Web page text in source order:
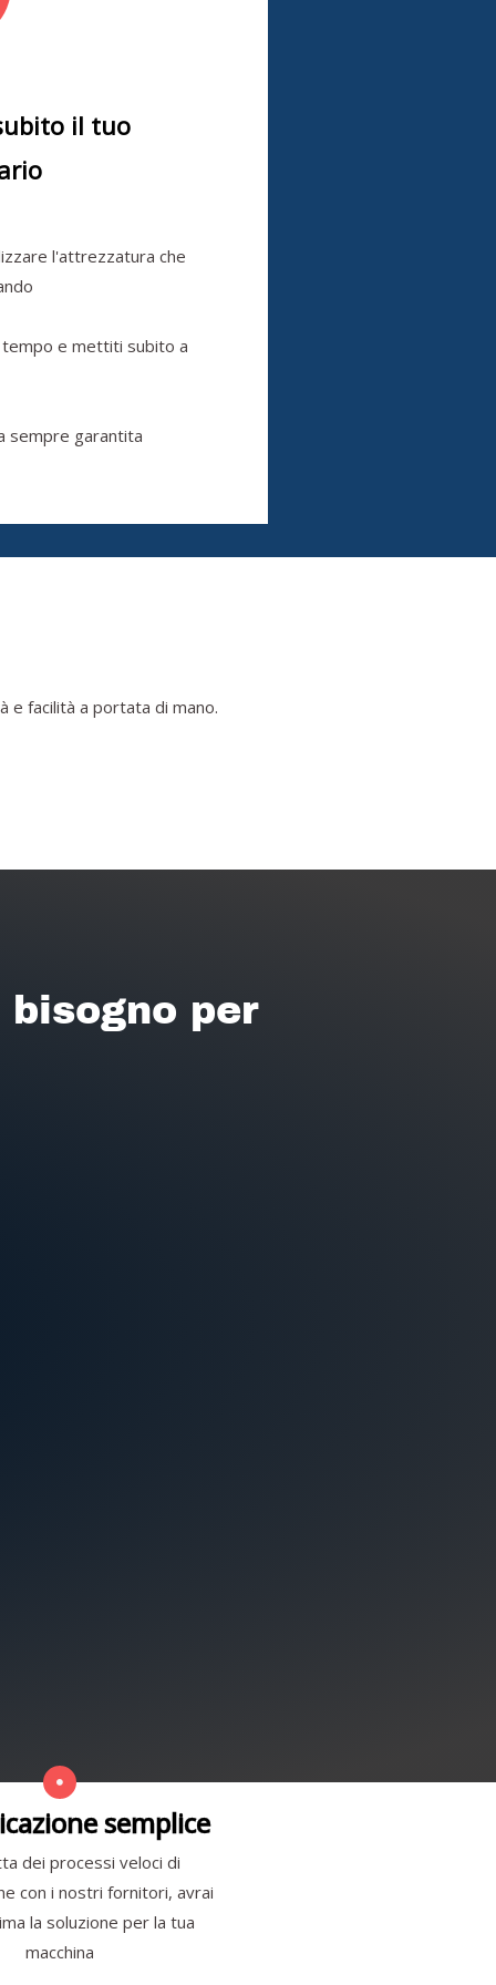
il tuo
l'attrezzatura che
tempo e mettiti subito a
sempre garantita
e facilità a portata di mano.
per
semplice
dei processi veloci di
con i nostri fornitori, avrai
la soluzione per la tua
macchina